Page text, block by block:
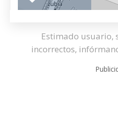
Estimado usuario,
incorrectos,